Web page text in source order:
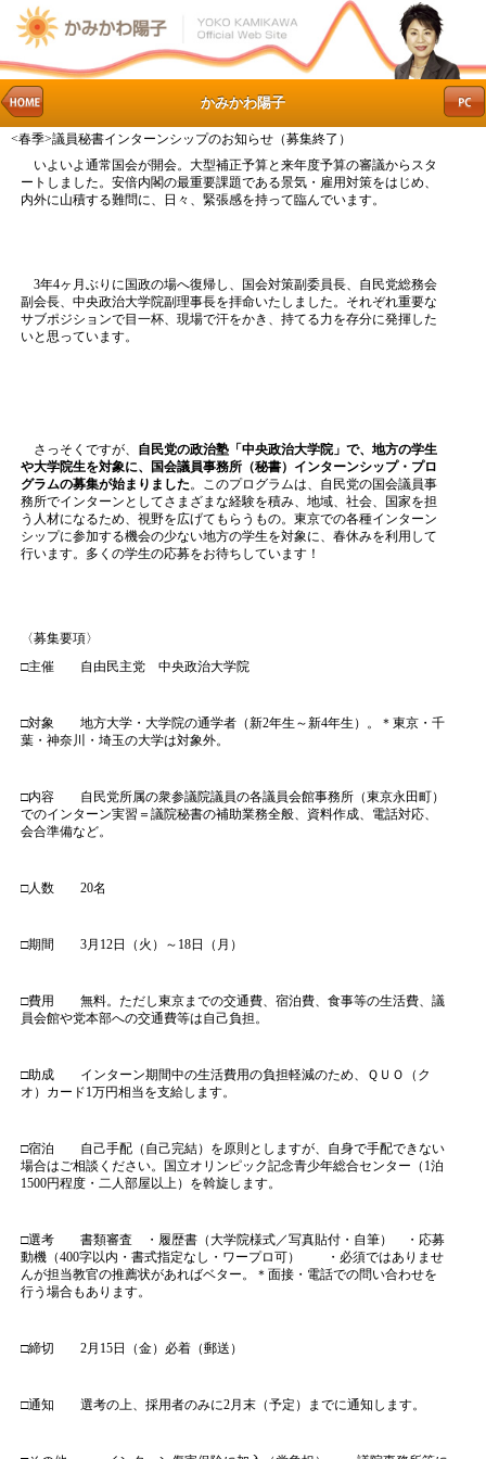
かみかわ陽子
<春季>議員秘書インターンシップのお知らせ（募集終了）
いよいよ通常国会が開会。大型補正予算と来年度予算の審議からスタ
ートしました。安倍内閣の最重要課題である景気・雇用対策をはじめ、
内外に山積する難問に、日々、緊張感を持って臨んでいます。
3年4ヶ月ぶりに国政の場へ復帰し、国会対策副委員長、自民党総務会
副会長、中央政治大学院副理事長を拝命いたしました。それぞれ重要な
サブポジションで目一杯、現場で汗をかき、持てる力を存分に発揮した
いと思っています。
さっそくですが、 自民党の政治塾「中央政治大学院」で、地方の学生
や大学院生を対象に、国会議員事務所（秘書）インターンシップ・プロ
グラムの募集が始まりました。このプログラムは、自民党の国会議員事
務所でインターンとしてさまざまな経験を積み、地域、社会、国家を担
う人材になるため、視野を広げてもらうもの。東京での各種インターン
シップに参加する機会の少ない地方の学生を対象に、春休みを利用して
行います。多くの学生の応募をお待ちしています！
〈募集要項〉
□主催 自由民主党 中央政治大学院
□対象 地方大学・大学院の通学者（新2年生～新4年生）。＊東京・千
葉・神奈川・埼玉の大学は対象外。
□内容 自民党所属の衆参議院議員の各議員会館事務所（東京永田町）
でのインターン実習＝議院秘書の補助業務全般、資料作成、電話対応、
会合準備など。
□人数 20名
□期間 3月12日（火）～18日（月）
□費用 無料。ただし東京までの交通費、宿泊費、食事等の生活費、議
員会館や党本部への交通費等は自己負担。
□助成 インターン期間中の生活費用の負担軽減のため、ＱＵＯ（ク
オ）カード1万円相当を支給します。
□宿泊 自己手配（自己完結）を原則としますが、自身で手配できない
場合はご相談ください。国立オリンピック記念青少年総合センター（1泊
1500円程度・二人部屋以上）を斡旋します。
□選考 書類審査 ・履歴書（大学院様式／写真貼付・自筆） ・応募
動機（400字以内・書式指定なし・ワープロ可） ・必須ではありませ
んが担当教官の推薦状があればベター。＊面接・電話での問い合わせを
行う場合もあります。
□締切 2月15日（金）必着（郵送）
□通知 選考の上、採用者のみに2月末（予定）までに通知します。